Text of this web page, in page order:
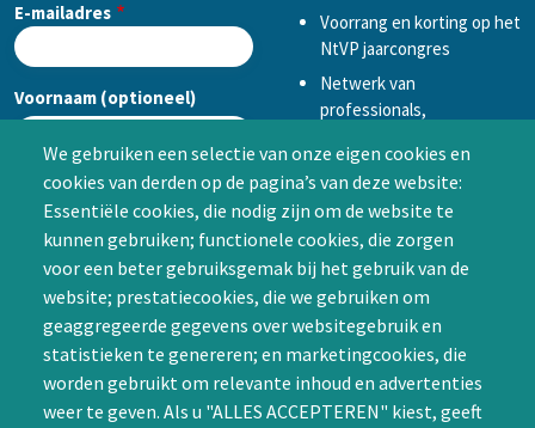
We gebruiken een selectie van onze eigen cookies en
cookies van derden op de pagina’s van deze website:
Essentiële cookies, die nodig zijn om de website te
kunnen gebruiken; functionele cookies, die zorgen
voor een beter gebruiksgemak bij het gebruik van de
website; prestatiecookies, die we gebruiken om
geaggregeerde gegevens over websitegebruik en
statistieken te genereren; en marketingcookies, die
worden gebruikt om relevante inhoud en advertenties
weer te geven. Als u "ALLES ACCEPTEREN" kiest, geeft
E-mailadres
Voornaam (optioneel)
Achternaam (optioneel)
CAPTCHA
Voorrang en korting op het
NtVP jaarcongres
Netwerk van
professionals,
samenwerken in een van
de Special Interest
Groepen (SIG’s) of zelf een
SIG initiëren
Word lid